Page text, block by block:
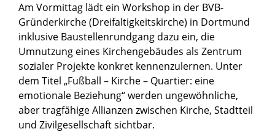
Am Vormittag lädt ein Workshop in der BVB-
Gründerkirche (Dreifaltigkeitskirche) in Dortmund
inklusive Baustellenrundgang dazu ein, die
Umnutzung eines Kirchengebäudes als Zentrum
sozialer Projekte konkret kennenzulernen. Unter
dem Titel „Fußball – Kirche – Quartier: eine
emotionale Beziehung“ werden ungewöhnliche,
aber tragfähige Allianzen zwischen Kirche, Stadtteil
und Zivilgesellschaft sichtbar.